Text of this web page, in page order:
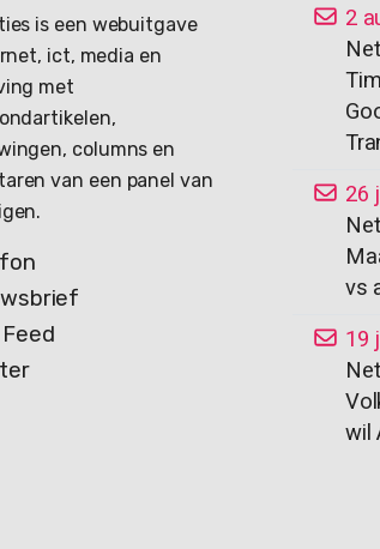
is een webuitgave
ict, media en
met
columns en
van een panel van
Feed
2
26
vs
19
wil